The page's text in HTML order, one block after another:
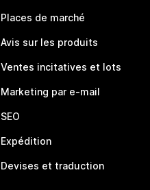
Places de marché
Avis sur les produits
Ventes incitatives et lots
Marketing par e-mail
SEO
Expédition
Devises et traduction